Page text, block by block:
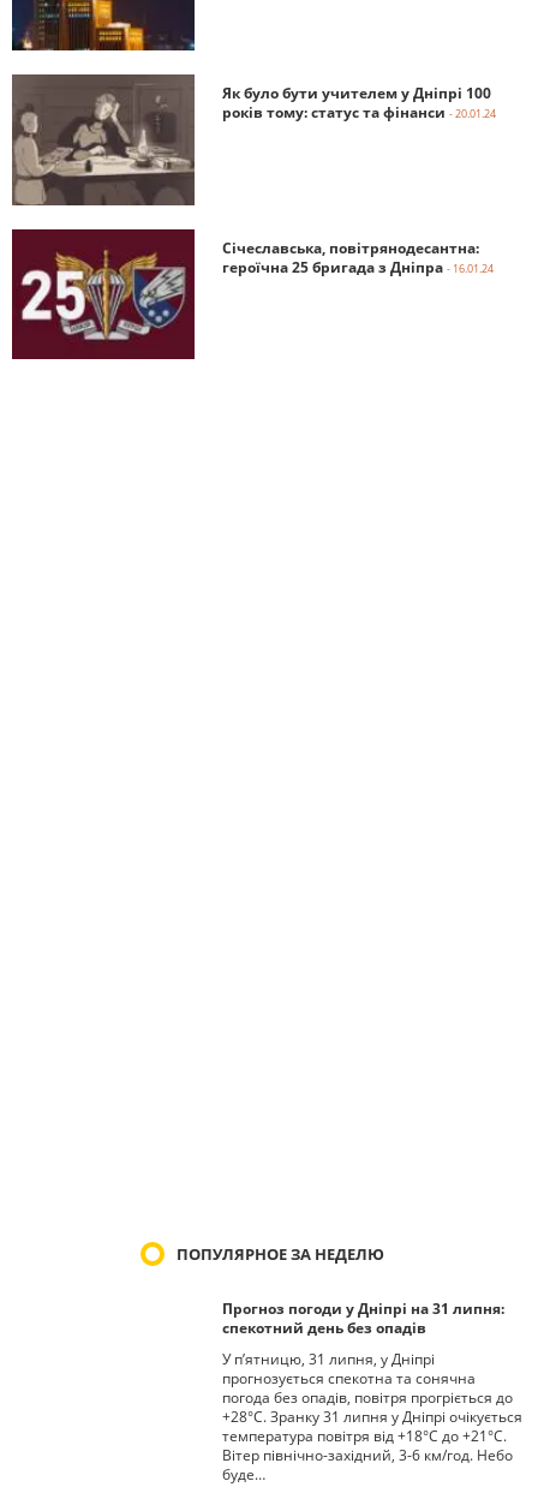
Як було бути учителем у Дніпрі 100
років тому: статус та фінанси - 20.01.24
Січеславська, повітрянодесантна:
героїчна 25 бригада з Дніпра - 16.01.24
ПОПУЛЯРНОЕ ЗА НЕДЕЛЮ
Прогноз погоди у Дніпрі на 31 липня:
спекотний день без опадів
У п’ятницю, 31 липня, у Дніпрі
прогнозується спекотна та сонячна
погода без опадів, повітря прогріється до
+28°С. Зранку 31 липня у Дніпрі очікується
температура повітря від +18°С до +21°С.
Вітер північно-західний, 3-6 км/год. Небо
буде…